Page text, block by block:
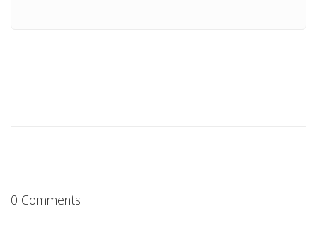
0 Comments